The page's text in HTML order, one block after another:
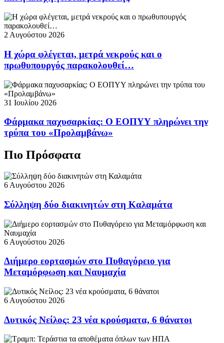
2 Αυγούστου 2026
Η χώρα φλέγεται, μετρά νεκρούς και ο
πρωθυπουργός παρακολουθεί…
31 Ιουλίου 2026
Φάρμακα παχυσαρκίας: Ο ΕΟΠΥΥ πληρώνει την
τρύπα του «Προλαμβάνω»
Πιο Πρόσφατα
6 Αυγούστου 2026
Σύλληψη δύο διακινητών στη Καλαμάτα
6 Αυγούστου 2026
Διήμερο εορτασμών στο Πυθαγόρειο για
Μεταμόρφωση και Ναυμαχία
6 Αυγούστου 2026
Δυτικός Νείλος: 23 νέα κρούσματα, 6 θάνατοι